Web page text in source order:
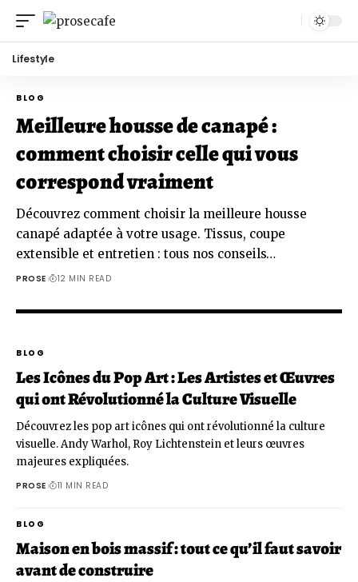
Lifestyle
BLOG
Meilleure housse de canapé :
comment choisir celle qui vous
correspond vraiment
Découvrez comment choisir la meilleure housse
canapé adaptée à votre usage. Tissus, coupe
extensible et entretien : tous nos conseils…
PROSE 12 MIN READ
BLOG
Les Icônes du Pop Art : Les Artistes et Œuvres
qui ont Révolutionné la Culture Visuelle
Découvrez les pop art icônes qui ont révolutionné la culture
visuelle. Andy Warhol, Roy Lichtenstein et leurs œuvres
majeures expliquées.
PROSE 11 MIN READ
BLOG
Maison en bois massif : tout ce qu’il faut savoir
avant de construire